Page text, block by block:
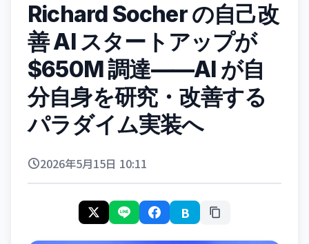
Richard Socher の自己改
善 AI スタートアップが
$650M 調達——AI が自
分自身を研究・改善する
パラダイム実装へ
2026年5月15日 10:11
B